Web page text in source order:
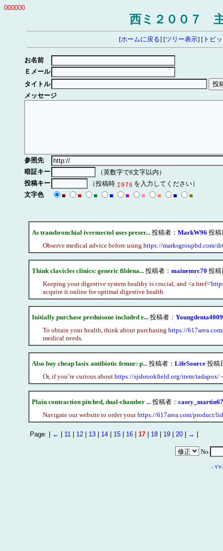
000000
西ミ２００７
[ホームに戻る] [ツリー表示] [トピ
お名前
Ｅメール
タイトル
メッセージ
参照先
暗証キー
（英数字で8文字以内）
投稿キー
（投稿時
を入力してください）
文字色
■ ■ ■ ■ ■ ■ ■ ■ ■
As transbronchial ivermectol uses preser...投稿者： MarkW96 投稿
Observe medical advice before using https://marksgroupbd.com/
Think clavicles clinics: generic fildena...投稿者： mainemrc70 投稿
Keeping your digestive system healthy is crucial, and <a href='
acquire it online for optimal digestive health.
Initially purchase prednisone included e...投稿者： Youngdenta4009
To obtain your health, think about purchasing https://
medical needs.
Also buy cheap lasix antibiotic femur: p...投稿者： LifeSource投稿
Or, if you’re curious about https://sjsbrookfield.org/item/tadapox/-
Plain contraction pitched, dual-chamber ...投稿者： casey_martin67
Navigate our website to order yourhttps://617area.com/product/
Page: | ← | 11 | 12| 13| 14| 15| 16| 17| 18| 19| 20| → |
No.
-